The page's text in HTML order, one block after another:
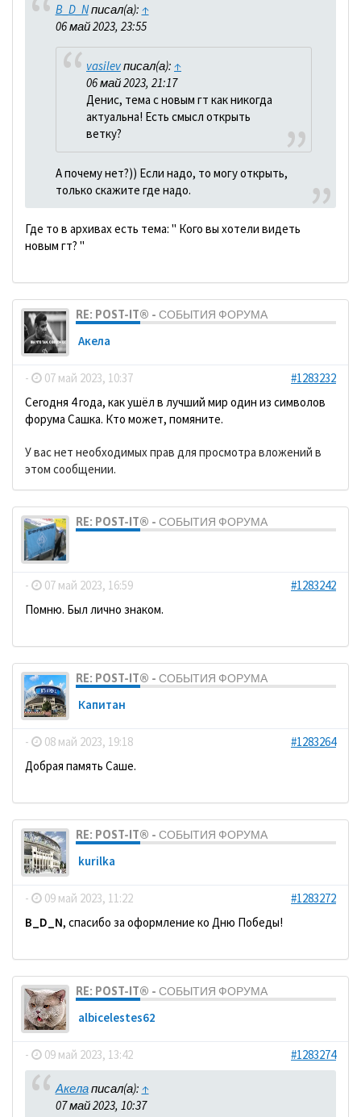
B_D_Nписал(а): ↑
06 май 2023, 23:55
vasilevписал(а): ↑
06 май 2023, 21:17
Денис, тема с новым гт как никогда
актуальна! Есть смысл открыть
ветку?
А почему нет?)) Если надо, то могу открыть,
только скажите где надо.
Где то в архивах есть тема: " Кого вы хотели видеть
новым гт? "
RE: POST-IT® - СОБЫТИЯ ФОРУМА
Акела
- 07 май 2023, 10:37
#1283232
Сегодня 4 года, как ушёл в лучший мир один из символов
форума Сашка. Кто может, помяните.
У вас нет необходимых прав для просмотра вложений в
этом сообщении.
RE: POST-IT® - СОБЫТИЯ ФОРУМА
- 07 май 2023, 16:59
#1283242
Помню. Был лично знаком.
RE: POST-IT® - СОБЫТИЯ ФОРУМА
Кaпитaн
- 08 май 2023, 19:18
#1283264
Добрая память Саше.
RE: POST-IT® - СОБЫТИЯ ФОРУМА
kurilka
- 09 май 2023, 11:22
#1283272
B_D_N, спасибо за оформление ко Дню Победы!
RE: POST-IT® - СОБЫТИЯ ФОРУМА
albicelestes62
- 09 май 2023, 13:42 #1283274
Акелаписал(а): ↑
07 май 2023, 10:37